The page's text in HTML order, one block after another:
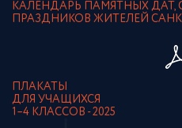
КАЛЕНДАРЬ ПАМЯТНЫХ ДАТ,
ПРАЗДНИКОВ ЖИТЕЛЕЙ
ПЛАКАТЫ
ДЛЯ УЧАЩИХСЯ
1–4 КЛАССОВ - 2025